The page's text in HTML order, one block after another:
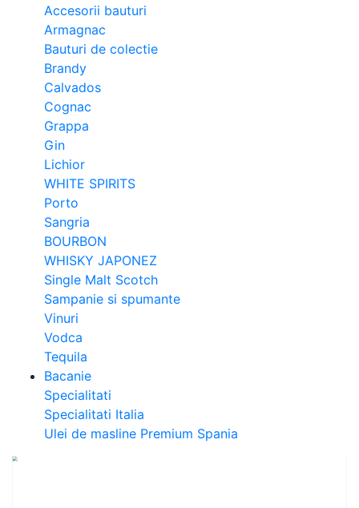
Accesorii bauturi
Armagnac
Bauturi de colectie
Brandy
Calvados
Cognac
Grappa
Gin
Lichior
WHITE SPIRITS
Porto
Sangria
BOURBON
WHISKY JAPONEZ
Single Malt Scotch
Sampanie si spumante
Vinuri
Vodca
Tequila
Bacanie
Specialitati
Specialitati Italia
Ulei de masline Premium Spania